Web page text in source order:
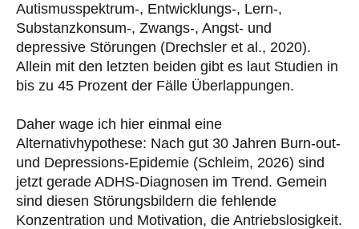
Autismusspektrum-, Entwicklungs-, Lern-,
Substanzkonsum-, Zwangs-, Angst- und
depressive Störungen (Drechsler et al., 2020).
Allein mit den letzten beiden gibt es laut Studien in
bis zu 45 Prozent der Fälle Überlappungen.
Daher wage ich hier einmal eine
Alternativhypothese: Nach gut 30 Jahren Burn-out-
und Depressions-Epidemie (Schleim, 2026) sind
jetzt gerade ADHS-Diagnosen im Trend. Gemein
sind diesen Störungsbildern die fehlende
Konzentration und Motivation, die Antriebslosigkeit.